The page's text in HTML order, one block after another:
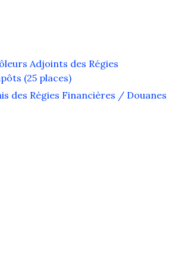
Adjoints des Régies
(25 places)
des Régies Financières / Douanes